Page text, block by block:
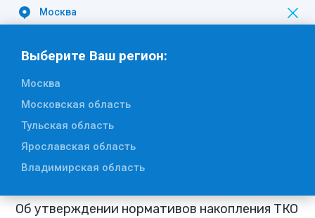
Москва
Выберите Ваш регион:
Москва
Московская область
Тульская область
Ярославская область
Владимирская область
Вернуться к списку
Распоряжение ДЖКХ города
Москвы от 29 сентября 2021 № 01-
01-14-194/21
Об утверждении нормативов накопления ТКО